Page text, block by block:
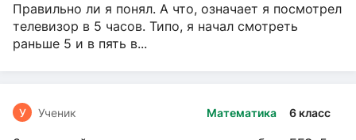
Правильно ли я понял. А что, означает я посмотрел
телевизор в 5 часов. Типо, я начал смотреть
раньше 5 и в пять в...
Математика 6 класс
У Ученик